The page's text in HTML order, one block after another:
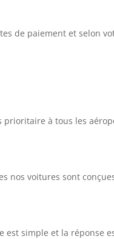
de paiement et selon
prioritaire à tous les
nos voitures sont
est simple et la réponse